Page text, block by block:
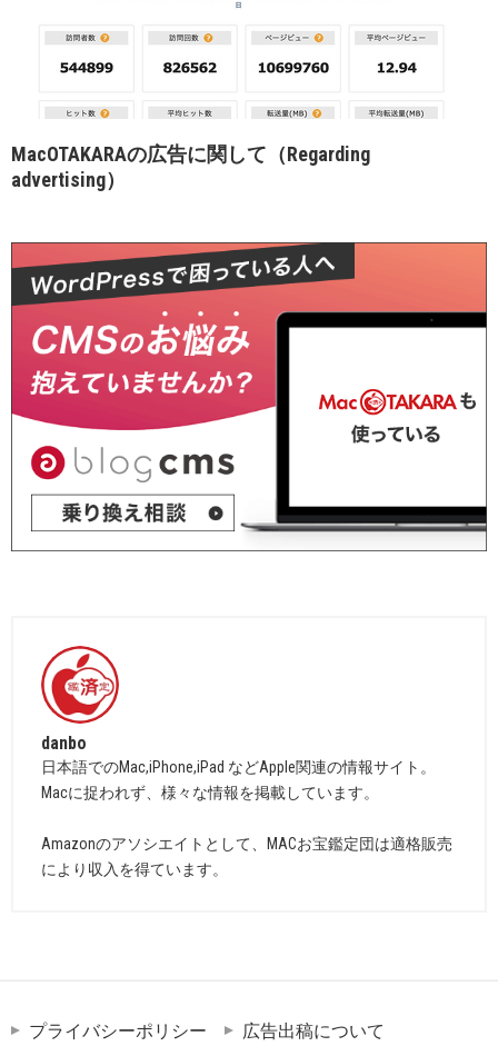
MacOTAKARAの広告に関して（Regarding
advertising）
danbo
日本語でのMac,iPhone,iPad などApple関連の情報サイト。
Macに捉われず、様々な情報を掲載しています。
Amazonのアソシエイトとして、MACお宝鑑定団は適格販売
により収入を得ています。
プライバシーポリシー 広告出稿について